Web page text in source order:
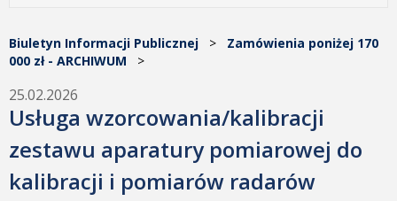
Biuletyn Informacji Publicznej > Zamówienia poniżej 170
000 zł - ARCHIWUM >
25.02.2026
Usługa wzorcowania/kalibracji
zestawu aparatury pomiarowej do
kalibracji i pomiarów radarów